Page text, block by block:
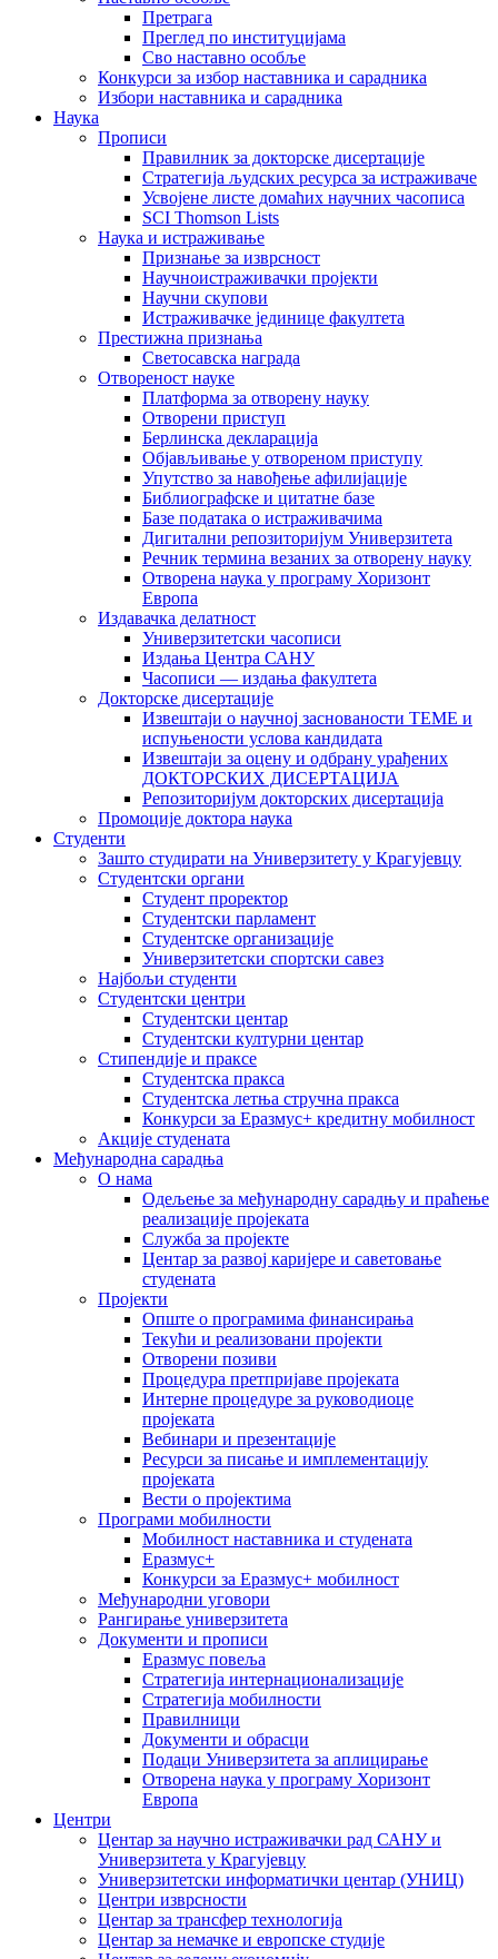
Претрага
Преглед по институцијама
Сво наставно особље
Конкурси за избор наставника и сарадника
Избори наставника и сарадника
Наука
Прописи
Правилник за докторске дисертације
Стратегија људских ресурса за истраживаче
Усвојене листе домаћих научних часописа
SCI Thomson Lists
Наука и истраживање
Признање за изврсност
Научноистраживачки пројекти
Научни скупови
Истраживачке јединице факултета
Престижна признања
Светосавска награда
Отвореност науке
Платформа за отворену науку
Отворени приступ
Берлинска декларација
Објављивање у отвореном приступу
Упутство за навођење афилијације
Библиографске и цитатне базе
Базе података о истраживачима
Дигитални репозиторијум Универзитета
Рeчник термина везаних за отворену науку
Отворена наука у програму Хоризонт
Европа
Издавачка делатност
Универзитетски часописи
Издања Центра САНУ
Часописи — издања факултета
Докторске дисертације
Извештаји о научној заснованости ТЕМЕ и
испуњености услова кандидата
Извештаји за оцену и одбрану урађених
ДОКТОРСКИХ ДИСЕРТАЦИЈА
Репозиторијум докторских дисертација
Промоције доктора наука
Студенти
Зашто студирати на Универзитету у Крагујевцу
Студентски органи
Студент проректор
Студентски парламент
Студентске организације
Универзитетски спортски савез
Најбољи студенти
Студентски центри
Студентски центар
Студентски културни центар
Стипендије и праксе
Студентска пракса
Студентска летња стручна пракса
Конкурси за Еразмус+ кредитну мобилност
Акције студената
Међународна сарадња
О нама
Одељење за међународну сарадњу и праћење
реализације пројеката
Служба за пројекте
Центар за развој каријере и саветовање
студената
Пројекти
Опште о програмима финансирања
Текући и реализовани пројекти
Отворени позиви
Процедура претпријаве пројеката
Интерне процедуре за руководиоце
пројеката
Вебинари и презентације
Ресурси за писање и имплементацију
пројеката
Вести о пројектима
Програми мобилности
Мобилност наставника и студената
Еразмус+
Конкурси за Еразмус+ мобилност
Међународни уговори
Рангирање универзитета
Документи и прописи
Еразмус повеља
Стратегија интернационализације
Стратегија мобилности
Правилници
Документи и обрасци
Подаци Универзитета за аплицирање
Отворена наука у програму Хоризонт
Европа
Центри
Центар за научно истраживачки рад САНУ и
Универзитета у Крагујевцу
Универзитетски информатички центар (УНИЦ)
Центри изврсности
Центар за трансфер технологија
Центар за немачке и европске студије